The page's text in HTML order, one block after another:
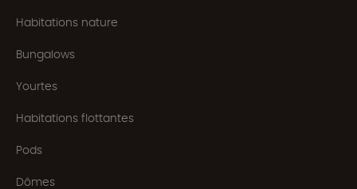
Habitations nature
Bungalows
Yourtes
Habitations flottantes
Pods
Dômes